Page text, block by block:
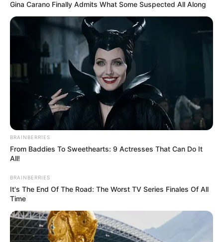
Membrillal.
Sectores de los siguientes barrios:
Bruselas: entre diagonal 22 a la 26C y transversal
38 a la 44C.
El Bosque: sobre diagonal 21B entre transversal 48A
a la 53; entre Avenida Crisanto Luque a la diagonal
22A y transversal 45A a la 51A.
Vista Hermosa: entre la calle 14 a la diagonal 30 y
carreras 57E a la 60E.
Olaya Herrera sector Stella: entre la diagonal 32 a la
diagonal 32A y entre la diagonal 32A a la Avenida
Corregimiento de La Boquilla: desde la calle 62A
hasta la calle 103.
Martes 2 de junio de 2026
Gina Carano Finally Admits What Some Suspected All Along
BRAINBERRIES
From Baddies To Sweethearts: 9 Actresses That Can Do It
All!
BRAINBERRIES
It's The End Of The Road: The Worst TV Series Finales Of All
Time